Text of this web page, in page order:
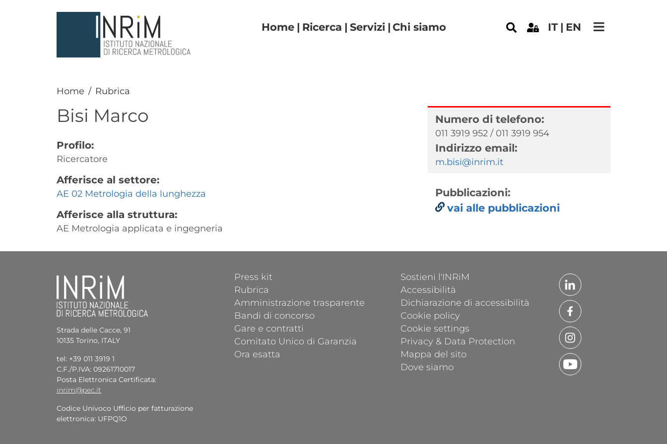
Navigazione principale
Home Ricerca Servizi Chi siamo IT EN
Home Rubrica
Bisi Marco
Profilo:
Ricercatore
Afferisce al settore:
AE 02 Metrologia della lunghezza
Afferisce alla struttura:
AE Metrologia applicata e ingegneria
Numero di telefono:
011 3919 952 / 011 3919 954
Indirizzo email:
m.bisi@inrim.it
Pubblicazioni:
vai alle pubblicazioni
Strada delle Cacce, 91
10135 Torino, ITALY
tel: +39 011 3919 1
C.F./P.IVA: 09261710017
Posta Elettronica Certificata:
inrim@pec.it
Codice Univoco Ufficio per fatturazione
elettronica: UFPQ1O
FOOTER 1
Press kit
Rubrica
Amministrazione trasparente
Bandi di concorso
Gare e contratti
Comitato Unico di Garanzia
Ora esatta
FOOTER 2
Sostieni l'INRiM
Accessibilità
Dichiarazione di accessibilità
Cookie policy
Cookie settings
Privacy & Data Protection
Mappa del sito
Dove siamo